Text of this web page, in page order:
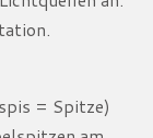
= Spitze)